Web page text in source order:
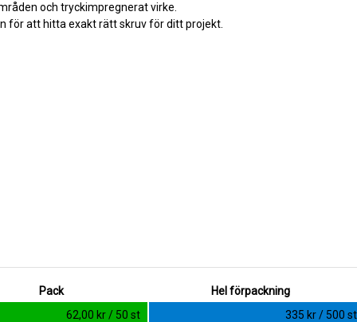
och tryckimpregnerat virke.
för att hitta exakt rätt skruv för ditt projekt.
Pack
Hel förpackning
62,00 kr / 50 st 335 kr / 500 st